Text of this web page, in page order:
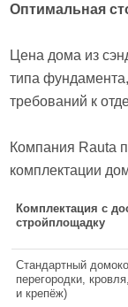
Оптимальная
Цена дома из
типа
требований к
Компания Rauta
комплектации
Комплектация с
стройплощадку
Стандартный
перегородки,
и крепёж)